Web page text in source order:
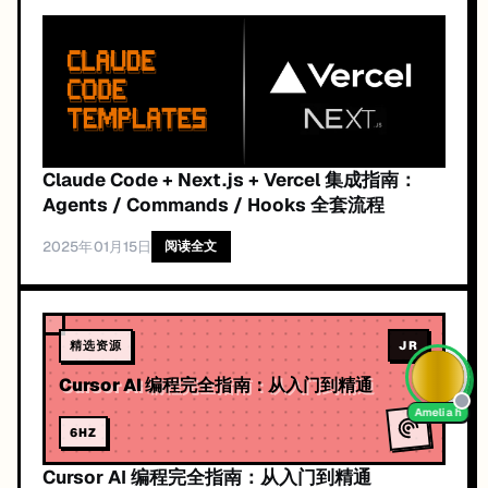
Claude Code + Next.js + Vercel 集成指南：
Agents / Commands / Hooks 全套流程
2025年01月15日 阅读全文
精选资源 JR
Cursor AI 编程完全指南：从入门到精通
6HZ
Cursor AI 编程完全指南：从入门到精通
Amelia h